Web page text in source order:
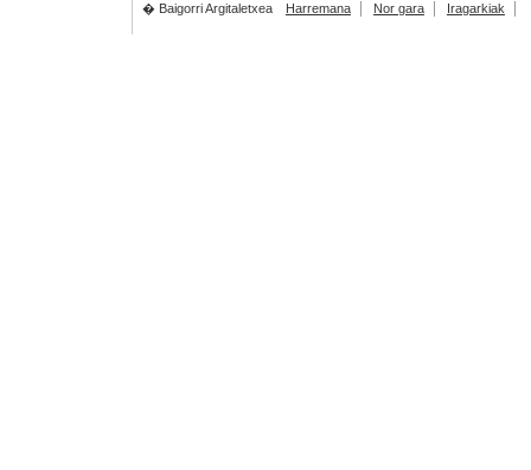
� Baigorri Argitaletxea
Harremana Nor gara Iragarkiak